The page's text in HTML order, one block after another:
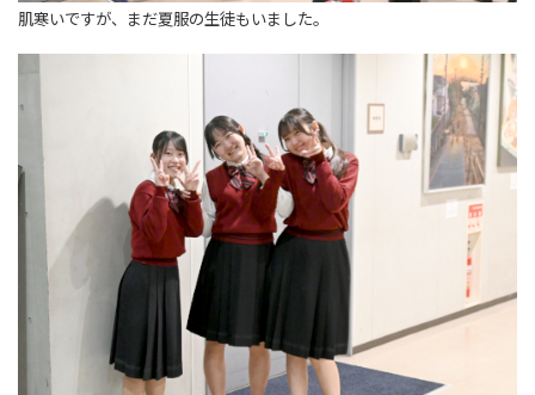
肌寒いですが、まだ夏服の生徒もいました。